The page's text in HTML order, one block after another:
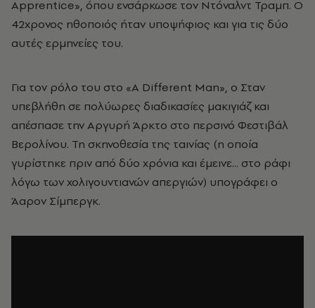
Apprentice», όπου ενσάρκωσε τον Ντόναλντ Τραμπ. Ο
42χρονος ηθοποιός ήταν υποψήφιος και για τις δύο
αυτές ερμηνείες του.
Για τον ρόλο του στο «A Different Man», ο Σταν
υπεβλήθη σε πολύωρες διαδικασίες μακιγιάζ και
απέσπασε την Αργυρή Άρκτο στο περσινό Φεστιβάλ
Βερολίνου. Τη σκηνοθεσία της ταινίας (η οποία
γυρίστηκε πριν από δύο χρόνια και έμεινε... στο ράφι
λόγω των χολιγουντιανών απεργιών) υπογράφει ο
Άαρον Σίμπεργκ.